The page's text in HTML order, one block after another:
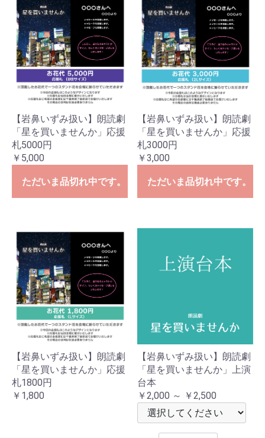
【岩鼻いずみ扱い】朗読劇
「星を買いませんか」応援
札5000円
￥5,000
ただいま品切れ中です。
【岩鼻いずみ扱い】朗読劇
「星を買いませんか」応援
札3000円
￥3,000
ただいま品切れ中です。
【岩鼻いずみ扱い】朗読劇
「星を買いませんか」応援
札1800円
￥1,800
【岩鼻いずみ扱い】朗読劇
「星を買いませんか」上演
台本
￥2,000 ～ ￥2,500